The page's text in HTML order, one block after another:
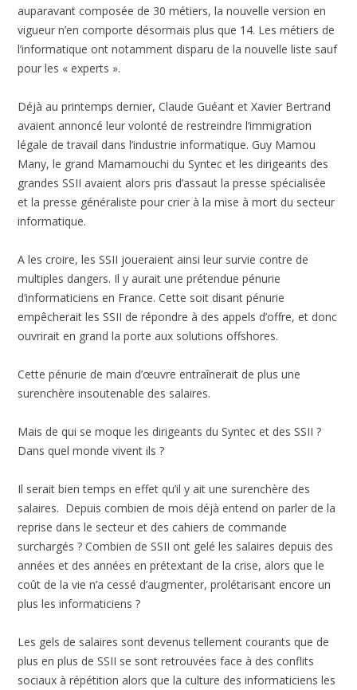
auparavant composée de 30 métiers, la nouvelle version en
vigueur n’en comporte désormais plus que 14. Les métiers de
l’informatique ont notamment disparu de la nouvelle liste sauf
pour les « experts ».
Déjà au printemps dernier, Claude Guéant et Xavier Bertrand
avaient annoncé leur volonté de restreindre l’immigration
légale de travail dans l’industrie informatique. Guy Mamou
Many, le grand Mamamouchi du Syntec et les dirigeants des
grandes SSII avaient alors pris d’assaut la presse spécialisée
et la presse généraliste pour crier à la mise à mort du secteur
informatique.
A les croire, les SSII joueraient ainsi leur survie contre de
multiples dangers. Il y aurait une prétendue pénurie
d’informaticiens en France. Cette soit disant pénurie
empêcherait les SSII de répondre à des appels d’offre, et donc
ouvrirait en grand la porte aux solutions offshores.
Cette pénurie de main d’œuvre entraînerait de plus une
surenchère insoutenable des salaires.
Mais de qui se moque les dirigeants du Syntec et des SSII ?
Dans quel monde vivent ils ?
Il serait bien temps en effet qu’il y ait une surenchère des
salaires. Depuis combien de mois déjà entend on parler de la
reprise dans le secteur et des cahiers de commande
surchargés ? Combien de SSII ont gelé les salaires depuis des
années et des années en prétextant de la crise, alors que le
coût de la vie n’a cessé d’augmenter, prolétarisant encore un
plus les informaticiens ?
Les gels de salaires sont devenus tellement courants que de
plus en plus de SSII se sont retrouvées face à des conflits
sociaux à répétition alors que la culture des informaticiens les